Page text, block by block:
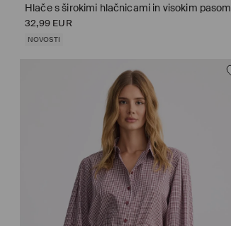
Hlače s širokimi hlačnicami in visokim pasom
32,99 EUR
NOVOSTI